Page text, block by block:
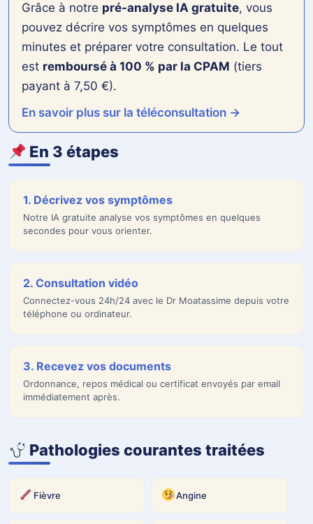
Ajouter des photos (acné, zona)
ou documents (optionnel)
+
Types de consultation *
consultation simple
Accident de travail
Grâce à notre pré-analyse IA gratuite, vous
pouvez décrire vos symptômes en quelques
minutes et préparer votre consultation. Le tout
est remboursé à 100 % par la CPAM (tiers
payant à 7,50 €).
En savoir plus sur la téléconsultation →
En 3 étapes
1. Décrivez vos symptômes
Notre IA gratuite analyse vos symptômes en quelques
secondes pour vous orienter.
2. Consultation vidéo
Connectez-vous 24h/24 avec le Dr Moatassime depuis votre
téléphone ou ordinateur.
3. Recevez vos documents
Ordonnance, repos médical ou certificat envoyés par email
immédiatement après.
Pathologies courantes traitées
Fièvre Angine